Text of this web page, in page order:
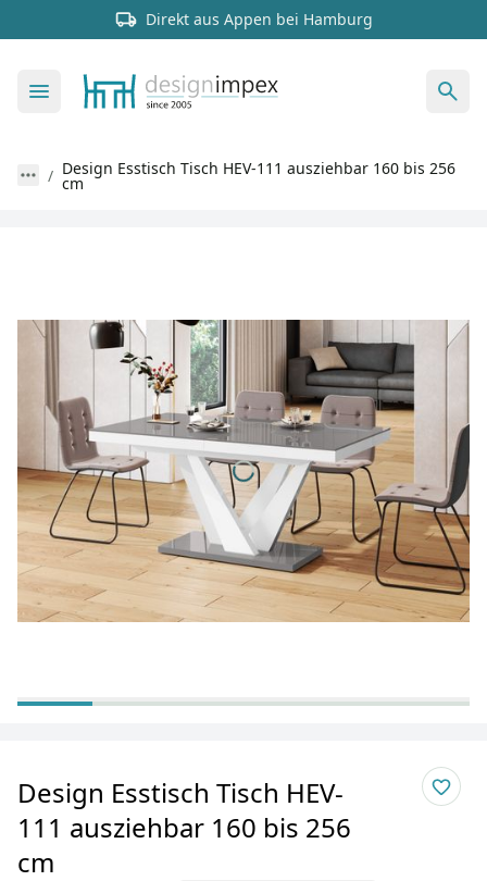
Direkt aus Appen bei Hamburg
Design Esstisch Tisch HEV-111 ausziehbar 160 bis 256
cm
Design Esstisch Tisch HEV-
111 ausziehbar 160 bis 256
cm